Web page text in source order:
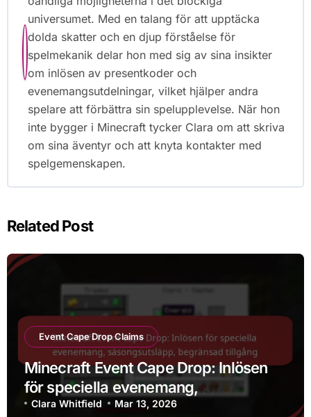
universumet. Med en talang för att upptäcka
dolda skatter och en djup förståelse för
spelmekanik delar hon med sig av sina insikter
om inlösen av presentkoder och
evenemangsutdelningar, vilket hjälper andra
spelare att förbättra sin spelupplevelse. När hon
inte bygger i Minecraft tycker Clara om att skriva
om sina äventyr och att knyta kontakter med
spelgemenskapen.
Related Post
Event Cape Drop Claims
Minecraft Event Cape Drop: Inlösen
för speciella evenemang,
säsongsutsläpp, begränsad tillgång
Clara Whitfield Mar 13, 2026